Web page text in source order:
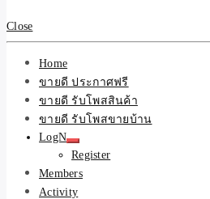
สินค้าและบริการ
Close
Home
ขายดี ประกาศฟรี
ขายดี รับโพสสินค้า
ขายดี รับโพสขายบ้าน
LogN
Register
Members
Activity